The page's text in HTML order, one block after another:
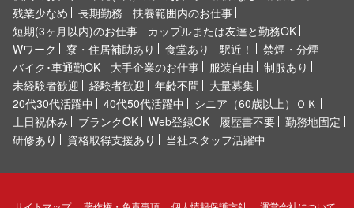
残業少なめ
長期勤務
扶養範囲内のお仕事
短期(3ヶ月以内)のお仕事
カップルまたは友達と勤務OK
Wワーク
寮・住居補助あり 食堂あり 駅近！
禁煙・分煙
バイク･車通勤OK
大手企業のお仕事 服装自由
制服あり
未経験者歓迎
経験者歓迎 年齢不問
大量募集
20代30代活躍中
40代50代活躍中
シニア（60歳以上）ＯＫ
土日祝休み
ブランクOK Web登録OK 履歴書不要
勤務地固定
研修あり
資格取得支援あり 当社スタッフ活躍中